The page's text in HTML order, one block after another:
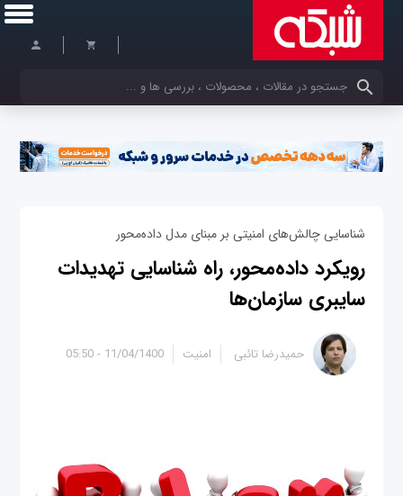
کلمات کلیدی خود را وارد کنید
شناسایی چالش‌های امنیتی بر مبنای مدل داده‌محور
رویکرد داده‌محور، راه شناسایی تهدیدات
سایبری سازمان‌ها
11/04/1400 - 05:50 حمیدرضا تائبی امنیت